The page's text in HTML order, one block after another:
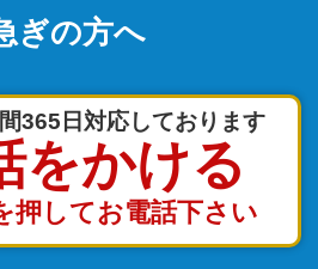
ぎの方へ
365日対応しております
をかける
押してお電話下さい